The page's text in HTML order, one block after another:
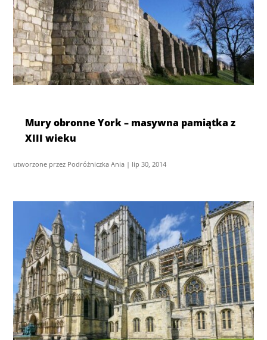
Mury obronne York – masywna pamiątka z
XIII wieku
utworzone przez Podróżniczka Ania | lip 30, 2014